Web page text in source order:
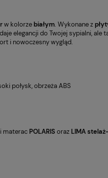
w kolorze białym. Wykonane z
elegancji do Twojej sypialni, ale
i nowoczesny wygląd.
połysk, obrzeża ABS
materac POLARIS oraz LIMA